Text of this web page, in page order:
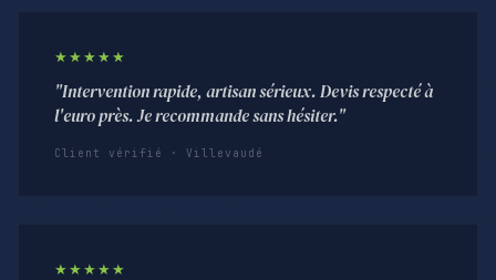
★★★★★
"Intervention rapide, artisan sérieux. Devis respecté à
l'euro près. Je recommande sans hésiter."
Client vérifié · Villevaudé
★★★★★